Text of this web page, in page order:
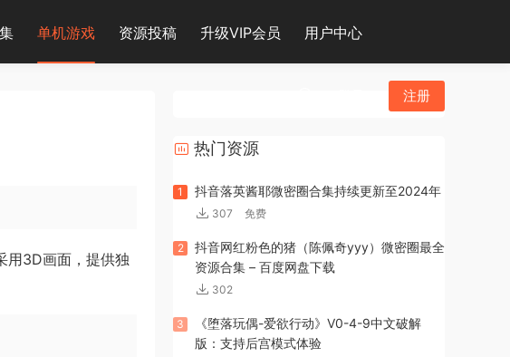
单机游戏 资源投稿 升级VIP会员 用户中心
注册
用3D画面，提供独
热门资源
1 抖音落英酱耶微密圈合集持续更新至2024年
307 免费
2
抖音网红粉色的猪（陈佩奇yyy）微密圈最全
资源合集 – 百度网盘下载
302
3
《堕落玩偶-爱欲行动》V0-4-9中文破解
版：支持后宫模式体验